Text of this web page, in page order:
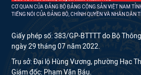
CƠ QUAN CỦA ĐẢNG BỘ ĐẢNG CỘNG SẢN VIỆT NAM
TIẾNG NÓI CỦA ĐẢNG BỘ, CHÍNH QUYỀN VÀ NHÂN DÂN
Giấy phép số: 383/GP-BTTTT do Bộ
ngày 29 tháng 07 năm 2022.
Trụ sở: Đại lộ Hùng Vương, phường Hạc
Giám đốc: Phạm Văn Báu.